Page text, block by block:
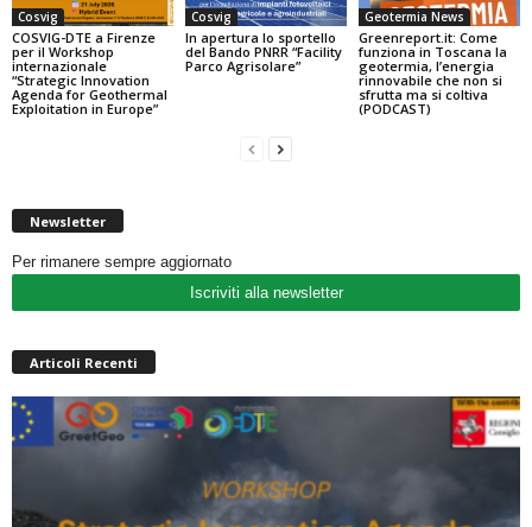
Cosvig
COSVIG-DTE a Firenze
per il Workshop
internazionale
“Strategic Innovation
Agenda for Geothermal
Exploitation in Europe”
Cosvig
In apertura lo sportello
del Bando PNRR “Facility
Parco Agrisolare”
Geotermia News
Greenreport.it: Come
funziona in Toscana la
geotermia, l’energia
rinnovabile che non si
sfrutta ma si coltiva
(PODCAST)
Newsletter
Per rimanere sempre aggiornato
Iscriviti alla newsletter
Articoli Recenti